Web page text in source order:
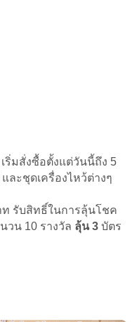
ริ่มสั่งซื้อตั้งแต่วันนี้ถึง 5
ะชุดเครื่องไหว้ต่างๆ
ท รับสิทธิ์ในการลุ้นโชค
วน 10 รางวัล ลุ้น 3 บัตร